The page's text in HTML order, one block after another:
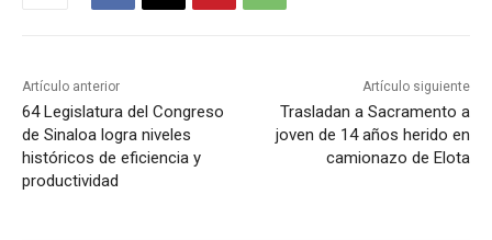
Artículo anterior
64 Legislatura del Congreso
de Sinaloa logra niveles
históricos de eficiencia y
productividad
Artículo siguiente
Trasladan a Sacramento a
joven de 14 años herido en
camionazo de Elota